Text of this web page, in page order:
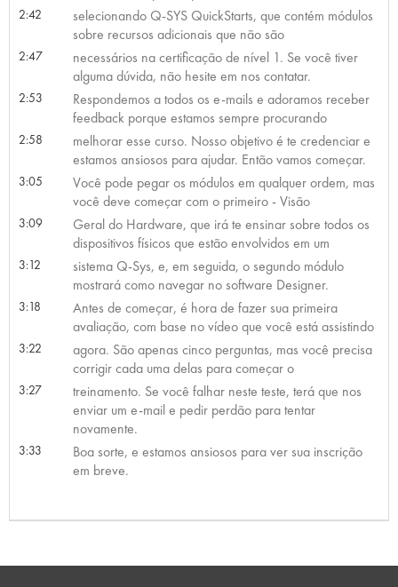
2:42
selecionando Q-SYS QuickStarts, que contém módulos
sobre recursos adicionais que não são
2:47
necessários na certificação de nível 1. Se você tiver
alguma dúvida, não hesite em nos contatar.
2:53
Respondemos a todos os e-mails e adoramos receber
feedback porque estamos sempre procurando
2:58
melhorar esse curso. Nosso objetivo é te credenciar e
estamos ansiosos para ajudar. Então vamos começar.
3:05
Você pode pegar os módulos em qualquer ordem, mas
você deve começar com o primeiro - Visão
3:09
Geral do Hardware, que irá te ensinar sobre todos os
dispositivos físicos que estão envolvidos em um
3:12
sistema Q-Sys, e, em seguida, o segundo módulo
mostrará como navegar no software Designer.
3:18
Antes de começar, é hora de fazer sua primeira
avaliação, com base no vídeo que você está assistindo
3:22
agora. São apenas cinco perguntas, mas você precisa
corrigir cada uma delas para começar o
3:27
treinamento. Se você falhar neste teste, terá que nos
enviar um e-mail e pedir perdão para tentar
novamente.
3:33
Boa sorte, e estamos ansiosos para ver sua inscrição
em breve.